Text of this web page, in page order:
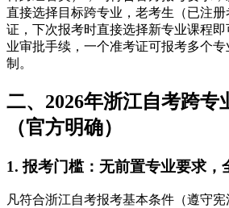
直接选择目标跨专业，老考生（已注
证，下次报考时直接选择新专业课程
业审批手续，一个准考证可报考多个
制。
二、2026年浙江自考跨专
（官方明确）
1. 报考门槛：无前置专业要求，
凡符合浙江自考报考基本条件（遵守